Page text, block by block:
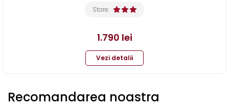
Stare:
1.790 lei
Vezi detalii
Recomandarea noastra